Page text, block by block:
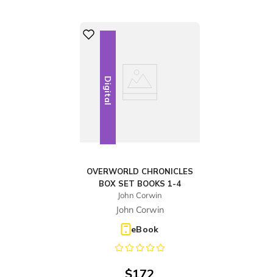
Digital
OVERWORLD CHRONICLES
BOX SET BOOKS 1-4
John Corwin
John Corwin
eBook
$172